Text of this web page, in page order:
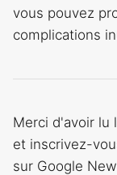
vous pouvez
complications
Merci d'avoir lu
et inscrivez-
sur Google